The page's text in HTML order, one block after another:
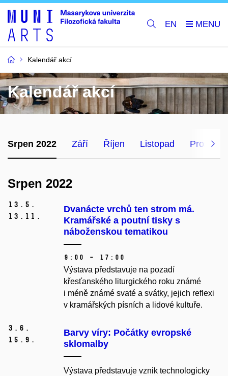
EN
Kalendář akcí
Kalendář akcí
Srpen 2022 Září Říjen Listopad Prosinec
Srpen 2022
13. 5.
13. 11.
Dvanácte vrchů ten strom má.
Kramářské a poutní tisky s
náboženskou tematikou
9:00 – 17:00
Výstava představuje na pozadí
křesťanského liturgického roku známé
i méně známé svaté a svátky, jejich reflexi
v kramářských písních a lidové kultuře.
3. 6.
15. 9.
Barvy víry: Počátky evropské
sklomalby
Výstava představuje vznik technologicky